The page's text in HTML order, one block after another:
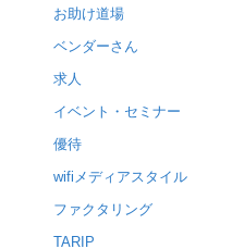
お助け道場
ベンダーさん
求人
イベント・セミナー
優待
wifiメディアスタイル
ファクタリング
TARIP